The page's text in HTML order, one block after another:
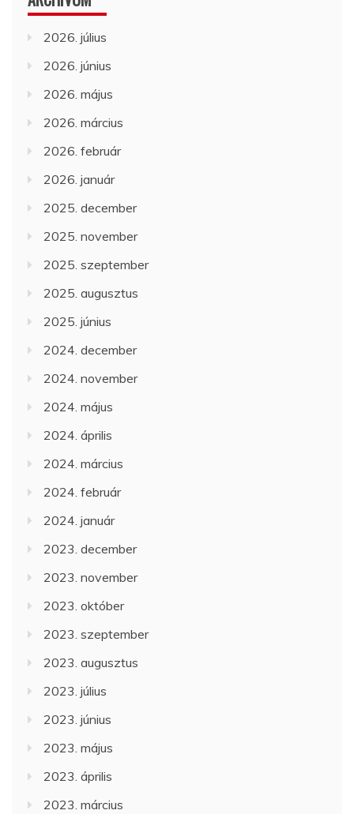
2026. július
2026. június
2026. május
2026. március
2026. február
2026. január
2025. december
2025. november
2025. szeptember
2025. augusztus
2025. június
2024. december
2024. november
2024. május
2024. április
2024. március
2024. február
2024. január
2023. december
2023. november
2023. október
2023. szeptember
2023. augusztus
2023. július
2023. június
2023. május
2023. április
2023. március